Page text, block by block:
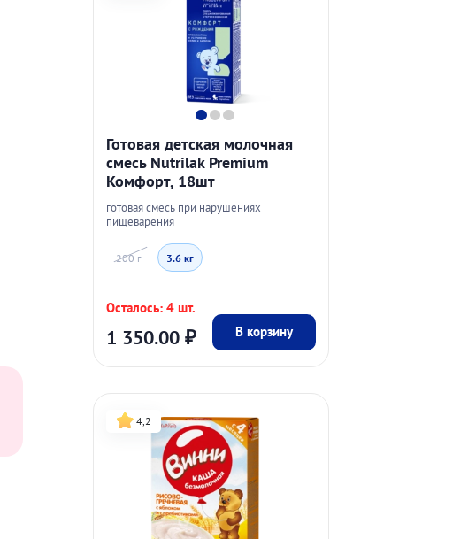
Готовая детская молочная
смесь Nutrilak Premium
Комфорт, 18шт
готовая смесь при нарушениях
пищеварения
200 г 3.6 кг
1 350.00₽
Осталось: 4 шт.
В корзину
4,2